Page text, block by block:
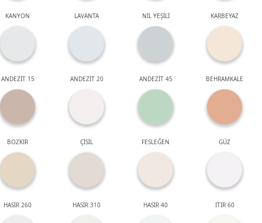
KANYON LAVANTA NİL YEŞİLİ KARBEYAZ
ANDEZİT 15 ANDEZİT 20 ANDEZİT 45 BEHRAMKALE
BOZKIR ÇİSİL FESLEĞEN GÜZ
HASIR 260 HASIR 310 HASIR 40 ITIR 60